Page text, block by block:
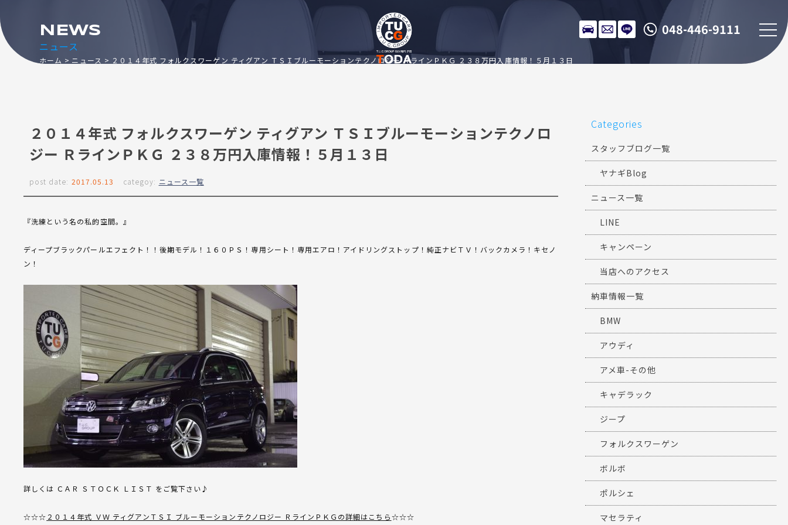
048-446-9111
ニュース
NEWS
ホーム ニュース ２０１４年式 フォルクスワーゲン ティグアン ＴＳＩブルーモーションテクノロジー ＲラインＰＫＧ ２３８万円入庫情報！５月１３日
２０１４年式 フォルクスワーゲン ティグアン ＴＳＩブルーモーションテクノロ
ジー ＲラインＰＫＧ ２３８万円入庫情報！５月１３日
post date: 2017.05.13 categoy: ニュース一覧
『洗練という名の私的空間。』
ディープブラックパールエフェクト！！後期モデル！１６０ＰＳ！専用シート！専用エアロ！アイドリングストップ！純正ナビＴＶ！バックカメラ！キセノ
ン！
詳しくは ＣＡＲ ＳＴＯＣＫ ＬＩＳＴ をご覧下さい♪
☆☆☆ ２０１４年式 ＶＷ ティグアンＴＳＩ ブルーモーションテクノロジー ＲラインＰＫＧの詳細はこちら☆☆☆
Categories
スタッフブログ一覧
ヤナギBlog
ニュース一覧
LINE
キャンペーン
当店へのアクセス
納車情報一覧
BMW
アウディ
アメ車-その他
キャデラック
ジープ
フォルクスワーゲン
ボルボ
ポルシェ
マセラティ